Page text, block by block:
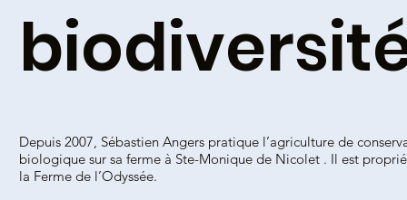
Depuis 2007, Sébastien Angers pratique l’agriculture de
biologique sur sa ferme à Ste-Monique de Nicolet . Il est
la Ferme de l’Odyssée.